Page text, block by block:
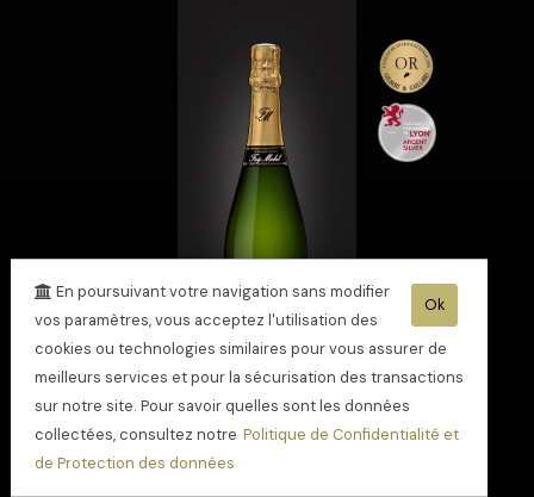
Champagne Cuvée
Grande Réserve
Ok
En poursuivant votre navigation sans modifier
vos paramètres, vous acceptez l'utilisation des
cookies ou technologies similaires pour vous assurer de
meilleurs services et pour la sécurisation des transactions
sur notre site. Pour savoir quelles sont les données
collectées, consultez notre Politique de Confidentialité et
de Protection des données